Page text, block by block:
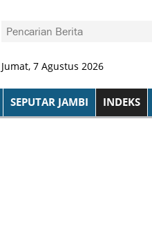
Jumat, 7 Agustus 2026
SEPUTAR JAMBI INDEKS